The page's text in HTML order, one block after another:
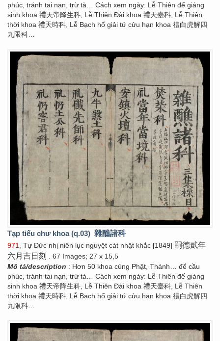
phúc, tránh tai nạn, trừ tà… Cách xem ngày: Lễ Thiên đế giáng
sinh khoa 禮天帝降生科, Lễ Thiên Đài khoa 禮天臺科, Lễ Thiên
thời khoa 禮天時科, Lễ Bạch hổ giải tứ cửu hạn khoa 禮白虎解四
九限科…
Tạp tiếu chư khoa (q.03) 雜醮諸科
971, Tự Đức nhị niên lục nguyệt cát nhật khắc [1849] 嗣德貳年
六月吉日刻 . 67 Images; 27 x 15,5
Mô tả/description : Hơn 50 khoa cúng Phật, Thánh… để cầu
phúc, tránh tai nạn, trừ tà… Cách xem ngày: Lễ Thiên đế giáng
sinh khoa 禮天帝降生科, Lễ Thiên Đài khoa 禮天臺科, Lễ Thiên
thời khoa 禮天時科, Lễ Bạch hổ giải tứ cửu hạn khoa 禮白虎解四
九限科…